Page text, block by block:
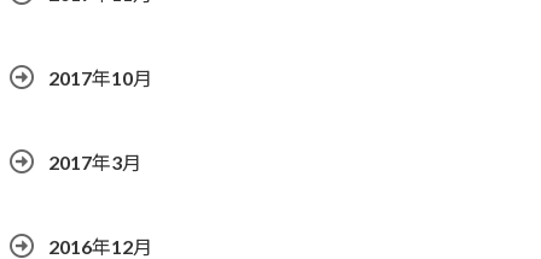
2017年10月
2017年3月
2016年12月